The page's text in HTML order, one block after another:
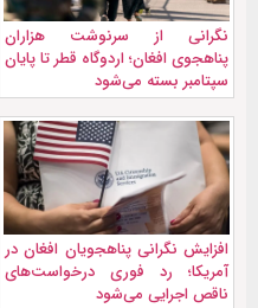
نگرانی از سرنوشت هزاران
پناهجوی افغان؛ اردوگاه قطر تا پایان
سپتامبر بسته می‌شود
افزایش نگرانی پناهجویان افغان در
آمریکا؛ رد فوری درخواست‌های
ناقص اجرایی می‌شود